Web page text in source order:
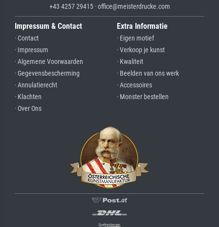
+43 4257 29415 · office@meisterdrucke.com
Impressum & Contact
· Contact
· Impressum
· Algemene Voorwaarden
· Gegevensbescherming
· Annulatierecht
· Klachten
· Over Ons
Extra Informatie
· Eigen motief
· Verkoop je kunst
· Kwaliteit
· Beelden van ons werk
· Accessoires
· Monster bestellen